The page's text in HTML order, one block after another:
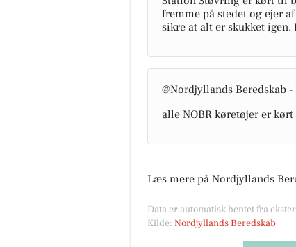
fremme på stedet og ejer
sikre at alt er skukket igen.
@Nordjyllands Beredskab -
alle NOBR køretøjer er kørt
Læs mere på Nordjyllands
Data er automatisk hentet fra
Kilde: Nordjyllands Beredskab